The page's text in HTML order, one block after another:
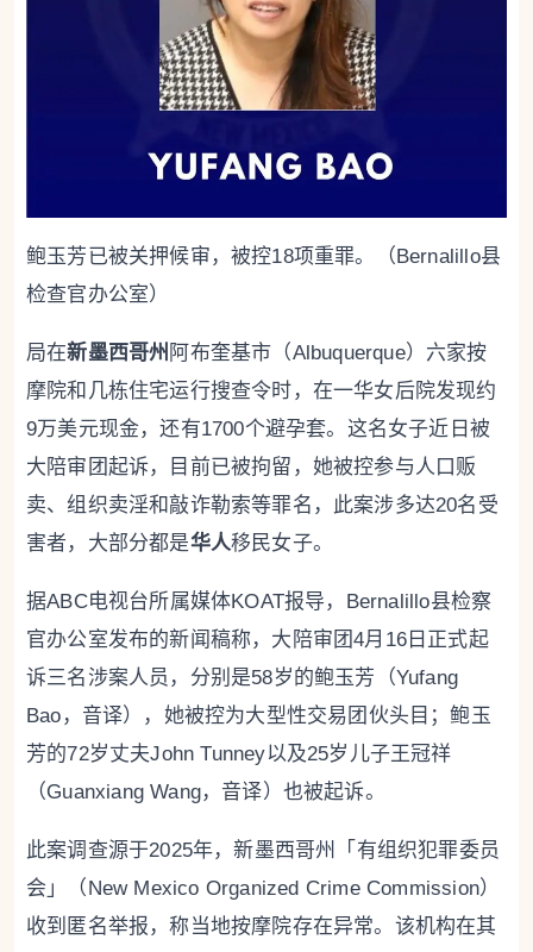
鲍玉芳已被关押候审，被控18项重罪。（Bernalillo县
检查官办公室）
局在新墨西哥州 阿布奎基市（Albuquerque）六家按
摩院和几栋住宅运行搜查令时，在一华女后院发现约
9万美元现金，还有1700个避孕套。这名女子近日被
大陪审团起诉，目前已被拘留，她被控参与人口贩
卖、组织卖淫和敲诈勒索等罪名，此案涉多达20名受
害者，大部分都是华人移民女子。
据ABC电视台所属媒体KOAT报导，Bernalillo县检察
官办公室发布的新闻稿称，大陪审团4月16日正式起
诉三名涉案人员，分别是58岁的鲍玉芳（Yufang
Bao，音译），她被控为大型性交易团伙头目；鲍玉
芳的72岁丈夫John Tunney以及25岁儿子王冠祥
（Guanxiang Wang，音译）也被起诉。
此案调查源于2025年，新墨西哥州「有组织犯罪委员
会」（New Mexico Organized Crime Commission）
收到匿名举报，称当地按摩院存在异常。该机构在其